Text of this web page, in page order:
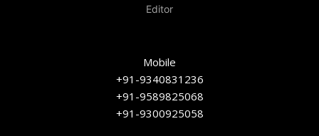
Editor
Mobile
+91-9340831236
+91-9589825068
+91-9300925058